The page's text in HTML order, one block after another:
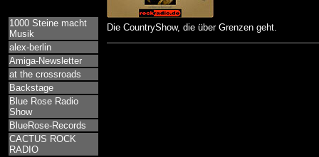
1000 Steine macht
Musik
alex-berlin
Amiga-Newsletter
at the crossroads
Backstage
Blue Rose Radio
Show
BlueRose-Records
CACTUS ROCK
RADIO
Die CountryShow, die über Grenzen geht.